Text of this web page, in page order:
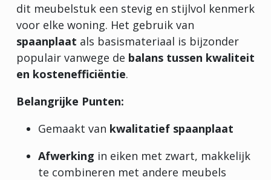
dit meubelstuk een stevig en stijlvol kenmerk
voor elke woning. Het gebruik van
spaanplaat als basismateriaal is bijzonder
populair vanwege de balans tussen kwaliteit
en kostenefficiëntie.
Belangrijke Punten:
Gemaakt van kwalitatief spaanplaat
Afwerking in eiken met zwart, makkelijk
te combineren met andere meubels